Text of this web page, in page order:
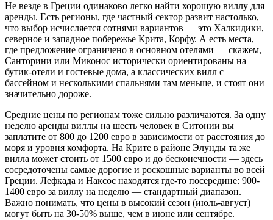
Не везде в Греции одинаково легко найти хорошую виллу для
аренды. Есть регионы, где частный сектор развит настолько,
что выбор исчисляется сотнями вариантов — это Халкидики,
северное и западное побережье Крита, Корфу. А есть места,
где предложение ограничено в основном отелями — скажем,
Санторини или Миконос исторически ориентированы на
бутик-отели и гостевые дома, а классических вилл с
бассейном и несколькими спальнями там меньше, и стоят они
значительно дороже.
Средние цены по регионам тоже сильно различаются. За одну
неделю аренды виллы на шесть человек в Ситонии вы
заплатите от 800 до 1200 евро в зависимости от расстояния до
моря и уровня комфорта. На Крите в районе Элунды та же
вилла может стоить от 1500 евро и до бесконечности — здесь
сосредоточены самые дорогие и роскошные варианты во всей
Греции. Лефкада и Наксос находятся где-то посередине: 900-
1400 евро за виллу на неделю — стандартный диапазон.
Важно понимать, что цены в высокий сезон (июль-август)
могут быть на 30-50% выше, чем в июне или сентябре.